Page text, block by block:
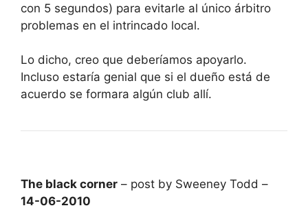
con 5 segundos) para evitarle al único árbitro
problemas en el intrincado local.
Lo dicho, creo que deberíamos apoyarlo.
Incluso estaría genial que si el dueño está de
acuerdo se formara algún club allí.
The black corner – post by Sweeney Todd –
14-06-2010